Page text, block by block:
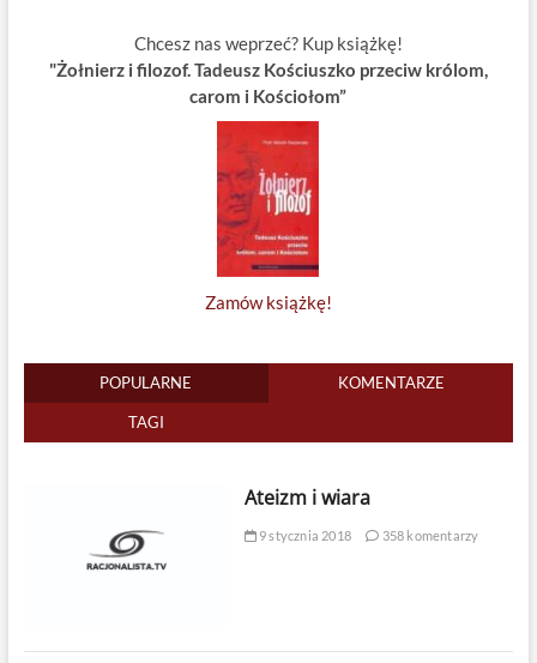
Chcesz nas weprzeć? Kup książkę!
"Żołnierz i filozof. Tadeusz Kościuszko przeciw królom,
carom i Kościołom”
Zamów książkę!
POPULARNE KOMENTARZE
TAGI
Ateizm i wiara
9 stycznia 2018 358 komentarzy